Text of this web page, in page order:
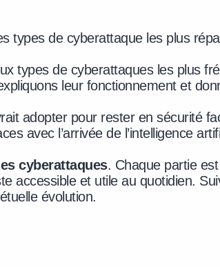
types de cyberattaque les plus
types de cyberattaques les plus
leur fonctionnement et
adopter pour rester en sécurité
avec l’arrivée de l’intelligence
cyberattaques. Chaque partie
accessible et utile au quotidien.
évolution.